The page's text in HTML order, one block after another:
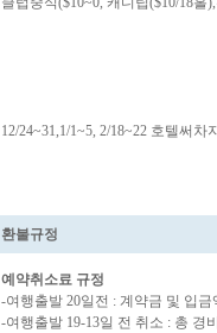
12/24~31,1/1~5, 2/18~22 호텔써
환불규정
예약취소료 규정
-여행출발 20일전 : 계약금 및 입금
-여행출발 19-13일 전 취소 : 총 경